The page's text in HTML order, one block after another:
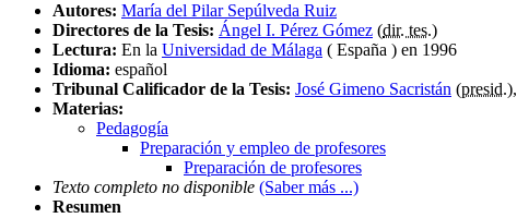
Autores: María del Pilar Sepúlveda Ruiz
Directores de la Tesis: Ángel I. Pérez Gómez (dir. tes.)
Lectura: En la Universidad de Málaga ( España ) en 1996
Idioma: español
Tribunal Calificador de la Tesis: José Gimeno Sacristán (presid.),
Materias:
Pedagogía
Preparación y empleo de profesores
Preparación de profesores
Texto completo no disponible (Saber más ...)
Resumen